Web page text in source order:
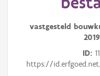
Aanduidingsobject
Waarneming
Gebeurtenis
vastgesteld
2019
ID
https://